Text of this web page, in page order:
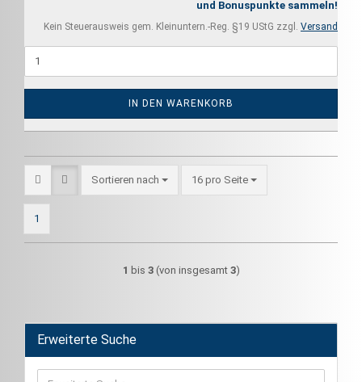
und Bonuspunkte sammeln!
Kein Steuerausweis gem. Kleinuntern.-Reg. §19 UStG zzgl. Versand
IN DEN WARENKORB
Sortieren nach
Sortieren nach 16 pro Seite
pro Seite
1
1 bis 3(von insgesamt 3)
Erweiterte Suche